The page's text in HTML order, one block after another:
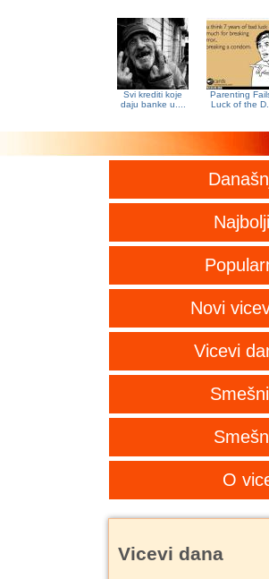
Svi krediti koje
daju banke u....
Parenting
Luck of the D...
Novi
Vicevi
O
Vicevi dana